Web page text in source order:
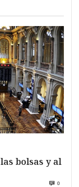
bolsas y al
0